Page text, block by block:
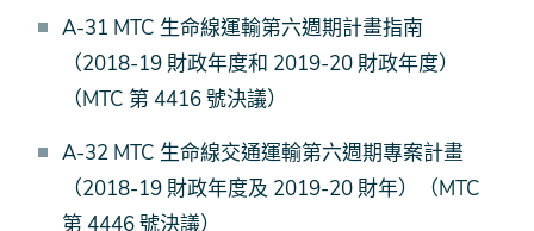
A-31 MTC 生命線運輸第六週期計畫指南
（2018-19 財政年度和 2019-20 財政年度）
（MTC 第 4416 號決議）
A-32 MTC 生命線交通運輸第六週期專案計畫
（2018-19 財政年度及 2019-20 財年）（MTC
第 4446 號決議）